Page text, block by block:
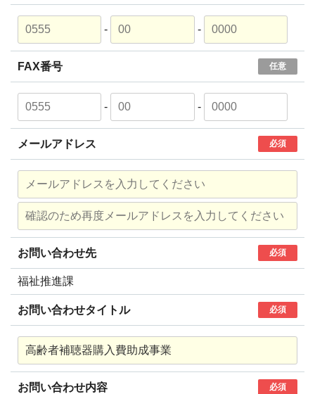
- -
FAX番号 任意
- -
メールアドレス 必須
お問い合わせ先 必須
福祉推進課
お問い合わせタイトル 必須
お問い合わせ内容 必須